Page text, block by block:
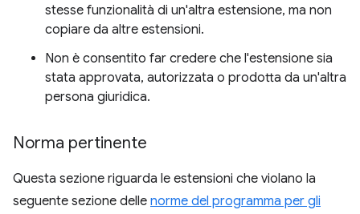
stesse funzionalità di un'altra estensione, ma non
copiare da altre estensioni.
Non è consentito far credere che l'estensione sia
stata approvata, autorizzata o prodotta da un'altra
persona giuridica.
Norma pertinente
Questa sezione riguarda le estensioni che violano la
seguente sezione delle norme del programma per gli